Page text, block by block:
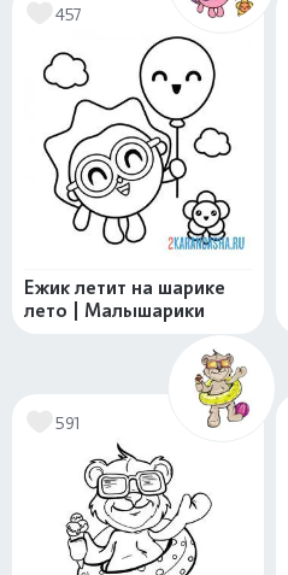
457
Ежик летит на шарике
лето | Малышарики
591